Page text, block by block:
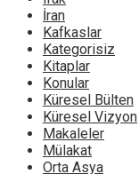
İran
Kafkaslar
Kategorisiz
Kitaplar
Konular
Küresel Bülten
Küresel Vizyon
Makaleler
Mülakat
Orta Asya